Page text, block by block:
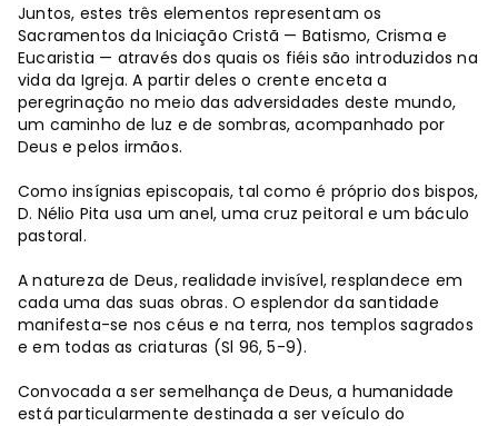
Juntos, estes três elementos representam os
Sacramentos da Iniciação Cristã — Batismo, Crisma e
Eucaristia — através dos quais os fiéis são introduzidos na
vida da Igreja. A partir deles o crente enceta a
peregrinação no meio das adversidades deste mundo,
um caminho de luz e de sombras, acompanhado por
Deus e pelos irmãos.
Como insígnias episcopais, tal como é próprio dos bispos,
D. Nélio Pita usa um anel, uma cruz peitoral e um báculo
pastoral.
A natureza de Deus, realidade invisível, resplandece em
cada uma das suas obras. O esplendor da santidade
manifesta-se nos céus e na terra, nos templos sagrados
e em todas as criaturas (Sl 96, 5-9).
Convocada a ser semelhança de Deus, a humanidade
está particularmente destinada a ser veículo do